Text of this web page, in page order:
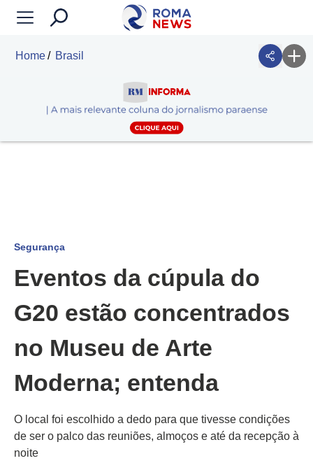
Home Brasil
Segurança
Eventos da cúpula do
G20 estão concentrados
no Museu de Arte
Moderna; entenda
O local foi escolhido a dedo para que tivesse condições
de ser o palco das reuniões, almoços e até da recepção à
noite